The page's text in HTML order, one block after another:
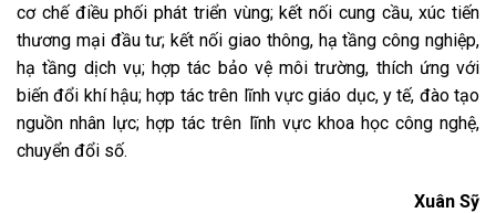
cơ chế điều phối phát triển vùng; kết nối cung cầu, xúc tiến
thương mại đầu tư; kết nối giao thông, hạ tầng công nghiệp,
hạ tầng dịch vụ; hợp tác bảo vệ môi trường, thích ứng với
biến đổi khí hậu; hợp tác trên lĩnh vực giáo dục, y tế, đào tạo
nguồn nhân lực; hợp tác trên lĩnh vực khoa học công nghệ,
chuyển đổi số.
Xuân Sỹ